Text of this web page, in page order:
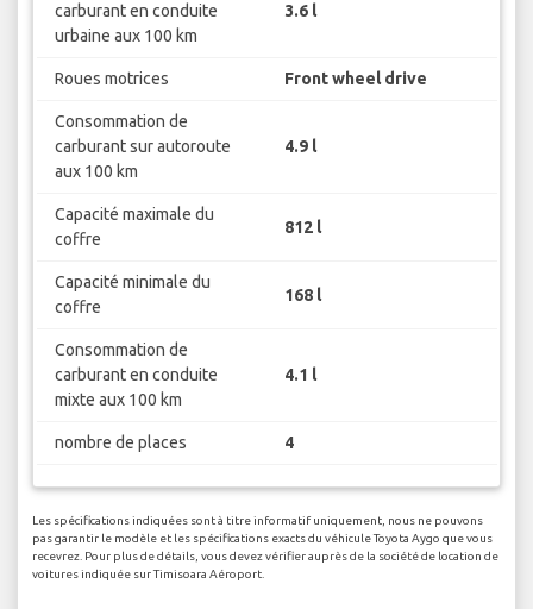
carburant en conduite
urbaine aux 100 km
3.6 l
Roues motrices Front wheel drive
Consommation de
carburant sur autoroute
aux 100 km
4.9 l
Capacité maximale du
coffre
812 l
Capacité minimale du
coffre
168 l
Consommation de
carburant en conduite
mixte aux 100 km
4.1 l
nombre de places 4
Les spécifications indiquées sont à titre informatif uniquement, nous ne pouvons
pas garantir le modèle et les spécifications exacts du véhicule Toyota Aygo que vous
recevrez. Pour plus de détails, vous devez vérifier auprès de la société de location de
voitures indiquée sur Timisoara Aéroport.